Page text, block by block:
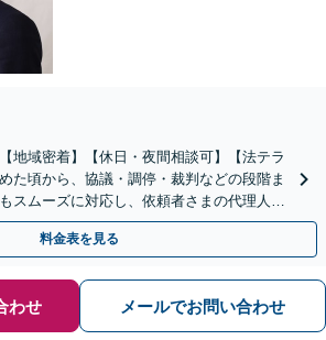
地域密着】【休日・夜間相談可】【法テラ
た頃から、協議・調停・裁判などの段階ま
スムーズに対応し、依頼者さまの代理人と
料金表を見る
わせ メールでお問い合わせ